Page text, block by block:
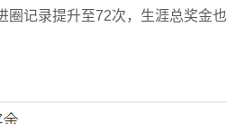
记录提升至72次，生涯总奖金